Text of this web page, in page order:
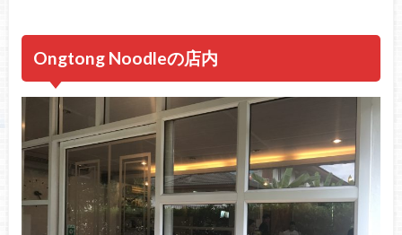
Ongtong Noodleの店内